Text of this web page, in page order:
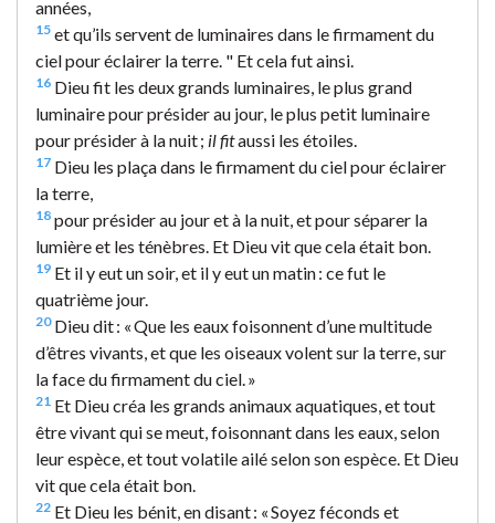
années,
15 et qu’ils servent de luminaires dans le firmament du
ciel pour éclairer la terre. " Et cela fut ainsi.
16 Dieu fit les deux grands luminaires, le plus grand
luminaire pour présider au jour, le plus petit luminaire
pour présider à la nuit ; il fitaussi les étoiles.
17 Dieu les plaça dans le firmament du ciel pour éclairer
la terre,
18 pour présider au jour et à la nuit, et pour séparer la
lumière et les ténèbres. Et Dieu vit que cela était bon.
19 Et il y eut un soir, et il y eut un matin : ce fut le
quatrième jour.
20Dieu dit : « Que les eaux foisonnent d’une multitude
d’êtres vivants, et que les oiseaux volent sur la terre, sur
la face du firmament du ciel. »
21 Et Dieu créa les grands animaux aquatiques, et tout
être vivant qui se meut, foisonnant dans les eaux, selon
leur espèce, et tout volatile ailé selon son espèce. Et Dieu
vit que cela était bon.
22 Et Dieu les bénit, en disant : « Soyez féconds et